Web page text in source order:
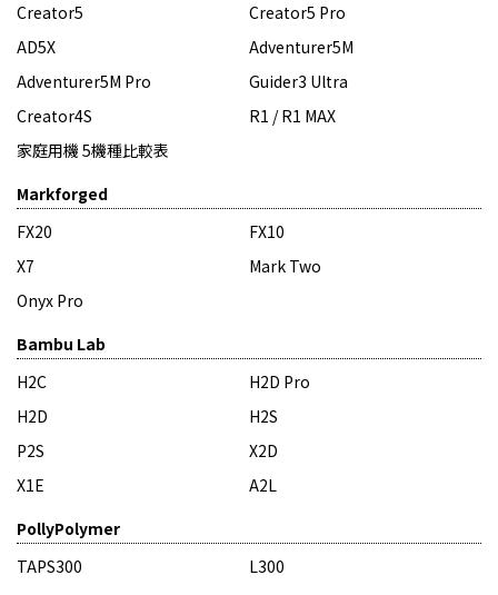
Creator5
Creator5 Pro
AD5X
Adventurer5M
Adventurer5M Pro
Guider3 Ultra
Creator4S
R1 / R1 MAX
家庭用機 5機種比較表
Markforged
FX20
FX10
X7
Mark Two
Onyx Pro
Bambu Lab
H2C
H2D Pro
H2D
H2S
P2S
X2D
X1E
A2L
PollyPolymer
TAPS300
L300